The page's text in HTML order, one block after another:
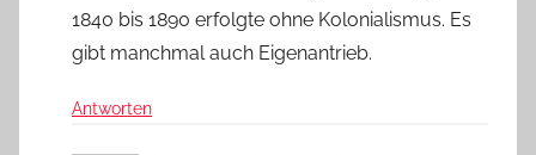
1840 bis 1890 erfolgte ohne Kolonialismus. Es
gibt manchmal auch Eigenantrieb.
Antworten